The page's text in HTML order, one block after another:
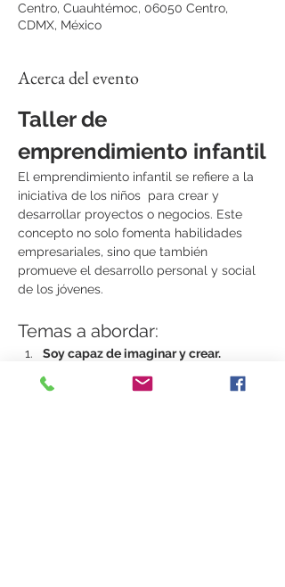
Centro, Cuauhtémoc, 06050 Centro,
CDMX, México
Acerca del evento
Taller de
emprendimiento infantil
El emprendimiento infantil se refiere a la
iniciativa de los niños  para crear y
desarrollar proyectos o negocios. Este
concepto no solo fomenta habilidades
empresariales, sino que también
promueve el desarrollo personal y social
de los jóvenes.
Temas a abordar:
Soy capaz de imaginar y crear.
creatividad, la resolución de